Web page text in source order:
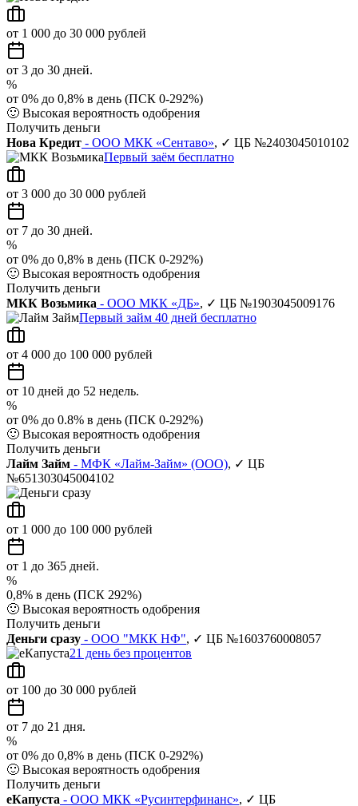
от 1 000 до 30 000 рублей
от 3 до 30 дней.
%
от 0% до 0,8% в день (ПСК 0-292%)
🙂 Высокая вероятность одобрения
Получить деньги
Нова Кредит - ООО МКК «Сентаво», ✓ ЦБ №2403045010102
Первый заём бесплатно
от 3 000 до 30 000 рублей
от 7 до 30 дней.
%
от 0% до 0,8% в день (ПСК 0-292%)
🙂 Высокая вероятность одобрения
Получить деньги
МКК Возьмика - ООО МКК «ДБ», ✓ ЦБ №1903045009176
Первый займ 40 дней бесплатно
от 4 000 до 100 000 рублей
от 10 дней до 52 недель.
%
от 0% до 0.8% в день (ПСК 0-292%)
🙂 Высокая вероятность одобрения
Получить деньги
Лайм Займ - МФК «Лайм-Займ» (ООО), ✓ ЦБ
№651303045004102
от 1 000 до 100 000 рублей
от 1 до 365 дней.
%
0,8% в день (ПСК 292%)
🙂 Высокая вероятность одобрения
Получить деньги
Деньги сразу - ООО "МКК НФ", ✓ ЦБ №1603760008057
21 день без процентов
от 100 до 30 000 рублей
от 7 до 21 дня.
%
от 0% до 0,8% в день (ПСК 0-292%)
🙂 Высокая вероятность одобрения
Получить деньги
еКапуста - ООО МКК «Русинтерфинанс», ✓ ЦБ